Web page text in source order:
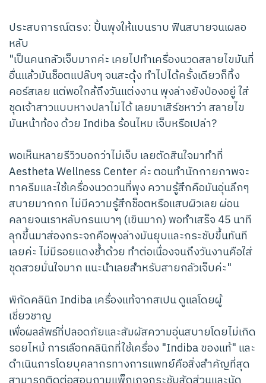
ประสบการณ์ตรง: ปั้นพุงให้แบนราบ ฟินสบายจนเผลอ
หลับ
"เป็นคนกลัวเจ็บมากค่ะ เคยไปทำเครื่องนวดสลายไขมันที่
อื่นแล้วมันช็อตแปล๊บๆ จนสะดุ้ง ทำไปได้ครั้งเดียวก็ทิ้ง
คอร์สเลย แต่พอใกล้ถึงวันแต่งงาน พุงล่างยังป่องอยู่ ใส่
ชุดเจ้าสาวแบบหางปลาไม่ได้ เลยมาเสิร์ชหาว่า สลายไข
มันหน้าท้อง ด้วย Indiba ร้อนไหม เจ็บหรือเปล่า?
พอเห็นหลายรีวิวบอกว่าไม่เจ็บ เลยตัดสินใจมาทำที่
Aestheta Wellness Center ค่ะ ตอนทำนักกายภาพจะ
ทาครีมและใช้เครื่องนวดวนที่พุง ความรู้สึกคือมันอุ่นลึกๆ
สบายมากกก ไม่มีความรู้สึกช็อตหรือแสบผิวเลย ผ่อน
คลายจนเราหลับกรนเบาๆ (เขินมาก) พอทำเสร็จ 45 นาที
ลุกขึ้นมาส่องกระจกคือพุงล่างมันยุบและกระชับขึ้นทันที
เลยค่ะ ไม่มีรอยแดงช้ำด้วย ทำต่อเนื่องจนถึงวันงานคือใส่
ชุดสวยมั่นใจมาก แนะนำเลยสำหรับสายกลัวเจ็บค่ะ"
พิกัดคลินิก Indiba เครื่องแท้จากสเปน ดูแลโดยผู้
เชี่ยวชาญ
เพื่อผลลัพธ์ที่ปลอดภัยและสัมผัสความอุ่นสบายโดยไม่เกิด
รอยไหม้ การเลือกคลินิกที่ใช้เครื่อง "Indiba ของแท้" และ
ดำเนินการโดยบุคลากรทางการแพทย์คือสิ่งสำคัญที่สุด